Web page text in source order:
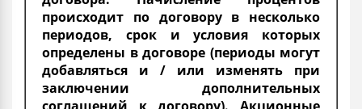
происходит по договору в несколько
периодов, срок и условия которых
определены в договоре (периоды могут
добавляться и / или изменять при
заключении дополнительных